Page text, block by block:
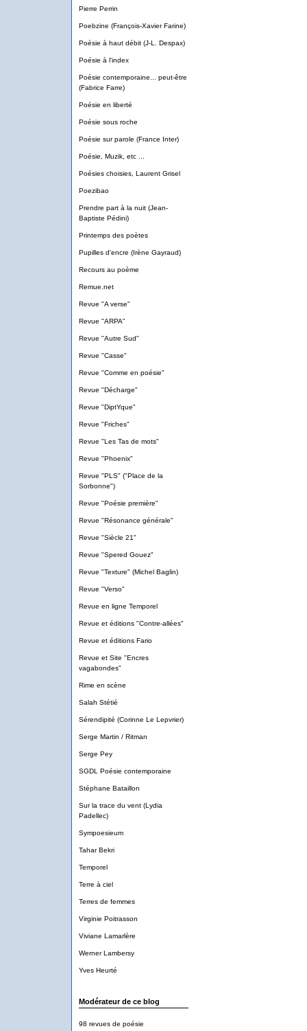
Pierre Perrin
Poebzine (François-Xavier Farine)
Poésie à haut débit (J-L. Despax)
Poésie à l'index
Poésie contemporaine... peut-être
(Fabrice Farre)
Poésie en liberté
Poésie sous roche
Poésie sur parole (France Inter)
Poésie, Muzik, etc ...
Poésies choisies, Laurent Grisel
Poezibao
Prendre part à la nuit (Jean-
Baptiste Pédini)
Printemps des poètes
Pupilles d'encre (Irène Gayraud)
Recours au poème
Remue.net
Revue "A verse"
Revue "ARPA"
Revue "Autre Sud"
Revue "Casse"
Revue "Comme en poésie"
Revue "Décharge"
Revue "DiptYque"
Revue "Friches"
Revue "Les Tas de mots"
Revue "Phoenix"
Revue "PLS" ("Place de la
Sorbonne")
Revue "Poésie première"
Revue "Résonance générale"
Revue "Siècle 21"
Revue "Spered Gouez"
Revue "Texture" (Michel Baglin)
Revue "Verso"
Revue en ligne Temporel
Revue et éditions "Contre-allées"
Revue et éditions Fario
Revue et Site "Encres
vagabondes"
Rime en scène
Salah Stétié
Sérendipité (Corinne Le Lepvrier)
Serge Martin / Ritman
Serge Pey
SGDL Poésie contemporaine
Stéphane Bataillon
Sur la trace du vent (Lydia
Padellec)
Sympoesieum
Tahar Bekri
Temporel
Terre à ciel
Terres de femmes
Virginie Poitrasson
Viviane Lamarlère
Werner Lambersy
Yves Heurté
Modérateur de ce blog
98 revues de poésie